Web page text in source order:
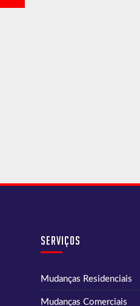
Serviços
Mudanças Residenciais
Mudanças Comerciais